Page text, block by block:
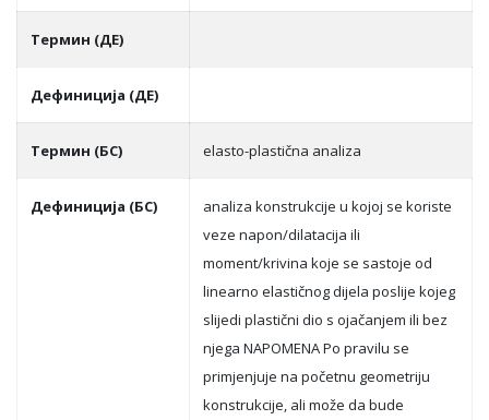
Термин (ДЕ)
Дефиниција (ДЕ)
Термин (БС) elasto-plastična analiza
Дефиниција (БС)
analiza konstrukcije u kojoj se koriste
veze napon/dilatacija ili
moment/krivina koje se sastoje od
linearno elastičnog dijela poslije kojeg
slijedi plastični dio s ojačanjem ili bez
njega NAPOMENA Po pravilu se
primjenjuje na početnu geometriju
konstrukcije, ali može da bude